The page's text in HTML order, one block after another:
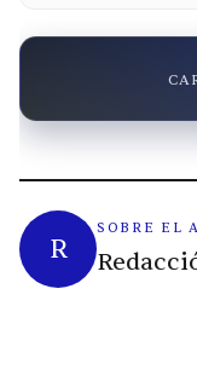
R
SOBRE EL